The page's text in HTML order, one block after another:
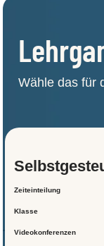
Wähle das für
Zeiteinteilung
Klasse
Videokonferenzen